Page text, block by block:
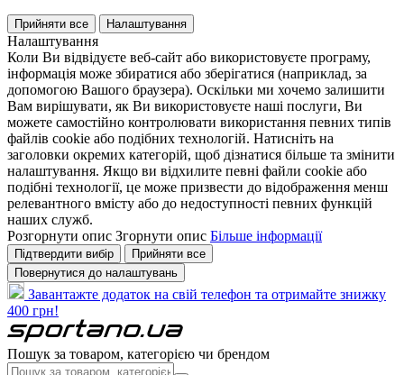
Прийняти все Налаштування
Налаштування
Коли Ви відвідуєте веб-сайт або використовуєте програму,
інформація може збиратися або зберігатися (наприклад, за
допомогою Вашого браузера). Оскільки ми хочемо залишити
Вам вирішувати, як Ви використовуєте наші послуги, Ви
можете самостійно контролювати використання певних типів
файлів cookie або подібних технологій. Натисніть на
заголовки окремих категорій, щоб дізнатися більше та змінити
налаштування. Якщо ви відхилите певні файли cookie або
подібні технології, це може призвести до відображення менш
релевантного вмісту або до недоступності певних функцій
наших служб.
Розгорнути опис Згорнути опис Більше інформації
Підтвердити вибір
Прийняти все
Повернутися до налаштувань
Завантажте додаток на свій телефон та отримайте знижку
400 грн!
Пошук за товаром, категорією чи брендом